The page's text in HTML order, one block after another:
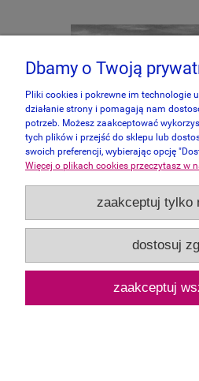
SunsOut 500 XXL -
Remember
75,00
Dbamy o Twoją
Pliki cookies i pokrewne im technologie
działanie strony i pomagają nam
potrzeb. Możesz zaakceptować
tych plików i przejść do sklepu lub
swoich preferencji, wybierając opcję
Więcej o plikach cookies przeczytasz w
zaakceptuj tylko
dostosuj
zaakceptuj